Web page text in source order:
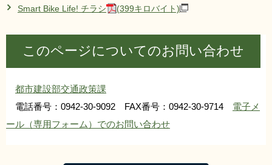
Smart Bike Life! チラシ (399キロバイト)
このページについてのお問い合わせ
都市建設部交通政策課
電話番号：0942-30-9092 FAX番号：0942-30-9714 電子メ
ール（専用フォーム）でのお問い合わせ